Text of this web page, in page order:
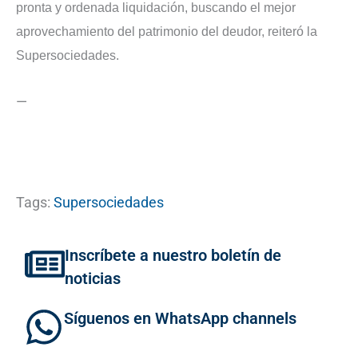
pronta y ordenada liquidación, buscando el mejor
aprovechamiento del patrimonio del deudor, reiteró la
Supersociedades.
—
Tags: Supersociedades
Inscríbete a nuestro boletín de
noticias
Síguenos en WhatsApp channels